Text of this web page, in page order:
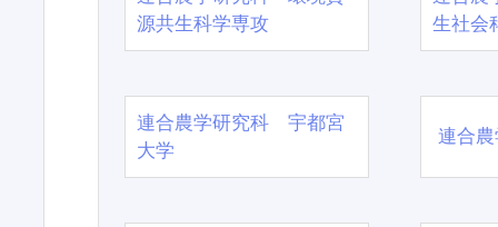
源共生科学専攻
生社会
連合農学研究科 宇都宮
大学
連合